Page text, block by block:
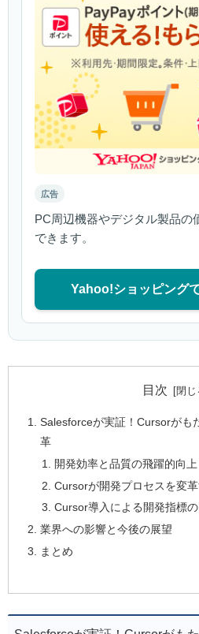
広告
PC周辺機器やデジタル製品の
できます。
Yahoo!ショッピング
目次
Salesforceが実証！Cursorがも
革
開発効率と品質の飛躍的向上
Cursorが開発プロセスを変
Cursor導入による開発指標
業界への影響と今後の展望
まとめ